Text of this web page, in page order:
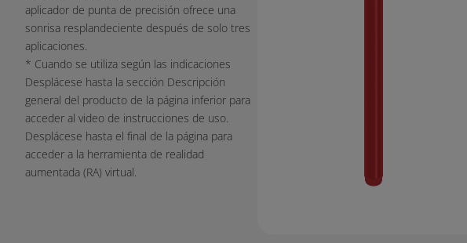
aplicador de punta de precisión ofrece una
sonrisa resplandeciente después de solo tres
aplicaciones.
* Cuando se utiliza según las indicaciones
Desplácese hasta la sección Descripción
general del producto de la página inferior para
acceder al video de instrucciones de uso.
Desplácese hasta el final de la página para
acceder a la herramienta de realidad
aumentada (RA) virtual.